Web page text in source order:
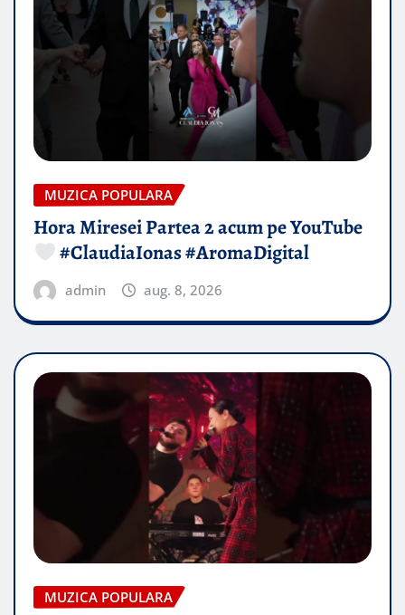
MUZICA POPULARA
Hora Miresei Partea 2 acum pe YouTube
#ClaudiaIonas #AromaDigital
admin aug. 8, 2026
MUZICA POPULARA